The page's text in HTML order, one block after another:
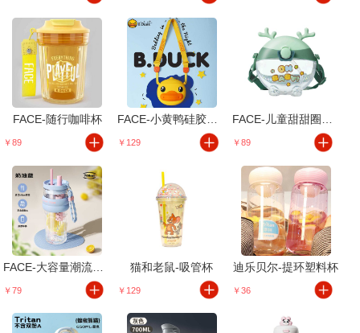
FACE-随行咖啡杯
￥89 ￥129 ￥89
￥79
猫和老鼠-吸管杯
￥129
迪乐贝尔-提环塑料杯
￥36